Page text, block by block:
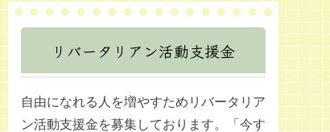
リバータリアン活動支援金
自由になれる人を増やすためリバータリア
ン活動支援金を募集しております。「今す